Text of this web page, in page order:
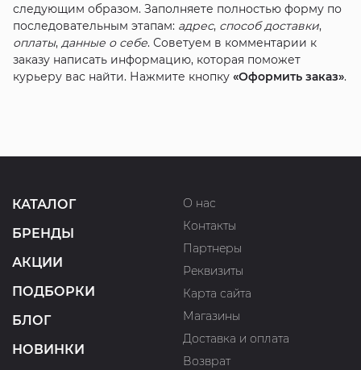
следующим образом. Заполняете полностью форму по
последовательным этапам: адрес, способ доставки,
оплаты, данные о себе. Советуем в комментарии к
заказу написать информацию, которая поможет
курьеру вас найти. Нажмите кнопку «Оформить заказ».
КАТАЛОГ
БРЕНДЫ
АКЦИИ
ПОДБОРКИ
БЛОГ
НОВИНКИ
О нас
Контакты
Партнеры
Реквизиты
Карта сайта
Магазины
Доставка и оплата
Возврат